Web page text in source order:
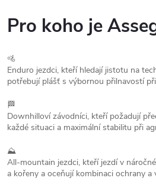
Pro koho je
🚵
Enduro jezdci, kteří hledají jistotu na
potřebují plášť s výbornou přilnavostí
🏁
Downhilloví závodníci, kteří požadují
každé situaci a maximální stabilitu při
⛰️
All-mountain jezdci, kteří jezdí v
a kořeny a oceňují kombinaci ochrany a